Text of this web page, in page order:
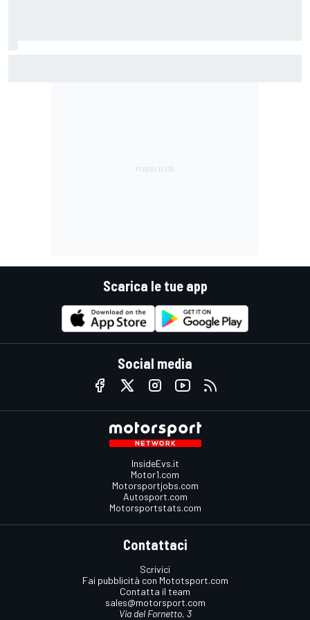
Scarica le tue app
Social media
InsideEvs.it
Motor1.com
Motorsportjobs.com
Autosport.com
Motorsportstats.com
Contattaci
Scrivici
Fai pubblicità con Mototsport.com
Contatta il team
sales@motorsport.com
Via del Fornetto, 3